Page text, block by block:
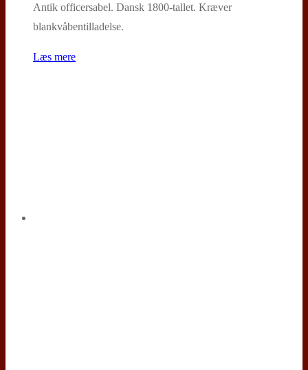
Antik officersabel. Dansk 1800-tallet. Kræver
blankvåbentilladelse.
Læs mere